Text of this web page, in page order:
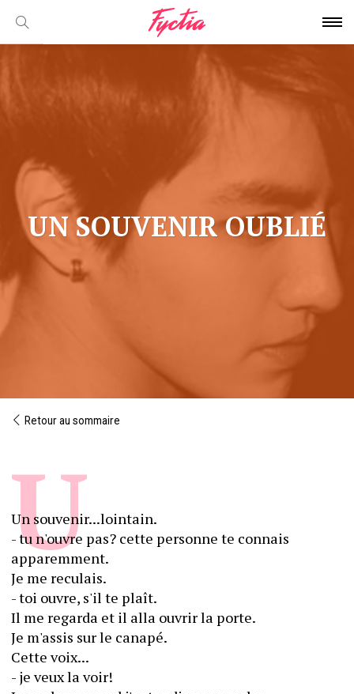
UN SOUVENIR OUBLIÉ
Retour au sommaire
Un souvenir...lointain.
- tu n'ouvre pas? cette personne te connais
apparemment.
Je me reculais.
- toi ouvre, s'il te plaît.
Il me regarda et il alla ouvrir la porte.
Je m'assis sur le canapé.
Cette voix...
- je veux la voir!